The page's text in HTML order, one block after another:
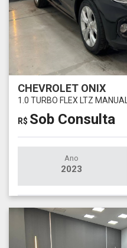
CHEVROLET ONIX
1.0 TURBO FLEX LTZ MANUAL
R$ Sob Consulta
Ano
2023